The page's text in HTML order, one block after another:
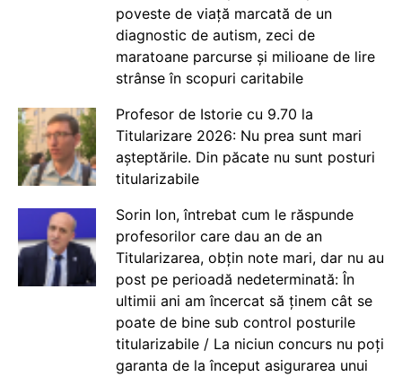
poveste de viață marcată de un
diagnostic de autism, zeci de
maratoane parcurse și milioane de lire
strânse în scopuri caritabile
Profesor de Istorie cu 9.70 la
Titularizare 2026: Nu prea sunt mari
așteptările. Din păcate nu sunt posturi
titularizabile
Sorin Ion, întrebat cum le răspunde
profesorilor care dau an de an
Titularizarea, obțin note mari, dar nu au
post pe perioadă nedeterminată: În
ultimii ani am încercat să ținem cât se
poate de bine sub control posturile
titularizabile / La niciun concurs nu poți
garanta de la început asigurarea unui